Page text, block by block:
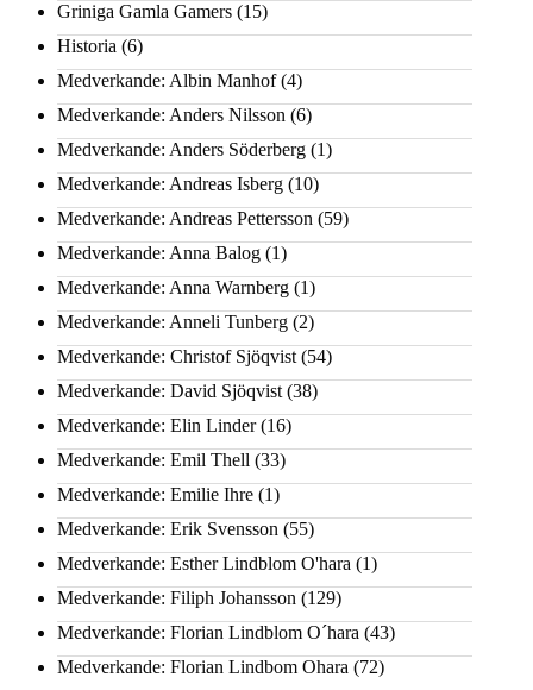
Griniga Gamla Gamers (15)
Historia (6)
Medverkande: Albin Manhof(4)
Medverkande: Anders Nilsson (6)
Medverkande: Anders Söderberg (1)
Medverkande: Andreas Isberg (10)
Medverkande: Andreas Pettersson (59)
Medverkande: Anna Balog (1)
Medverkande: Anna Warnberg (1)
Medverkande: Anneli Tunberg (2)
Medverkande: Christof Sjöqvist (54)
Medverkande: David Sjöqvist (38)
Medverkande: Elin Linder(16)
Medverkande: Emil Thell (33)
Medverkande: Emilie Ihre (1)
Medverkande: Erik Svensson (55)
Medverkande: Esther Lindblom O'hara (1)
Medverkande: Filiph Johansson (129)
Medverkande: Florian Lindblom O´hara (43)
Medverkande: Florian Lindbom Ohara (72)